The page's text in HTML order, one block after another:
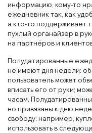
информацию, кому-то
ежедневник так, как
а кто-то поддерживает
пухлый органайзер в
на партнёров и
Полудатированные
не имеют дня недели:
пользователь может
вписать его от руки;
часам.
но привязаны к дню
свободу: например,
использовать в